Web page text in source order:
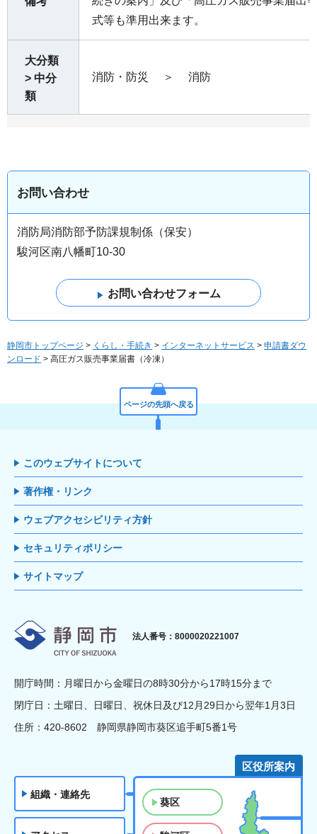
式等も準用出来ます。
大分類
> 中分
類
消防・防災 ＞ 消防
お問い合わせ
消防局消防部予防課規制係（保安）
駿河区南八幡町10-30
静岡市トップページ > くらし・手続き > インターネットサービス > 申請書ダウ
ンロード > 高圧ガス販売事業届書（冷凍）
ページの先頭へ戻る
このウェブサイトについて
著作権・リンク
ウェブアクセシビリティ方針
セキュリティポリシー
サイトマップ
静岡市
法人番号：8000020221007
開庁時間：月曜日から金曜日の8時30分から17時15分まで
閉庁日：土曜日、日曜日、祝休日及び12月29日から翌年1月3日
住所：420-8602 静岡県静岡市葵区追手町5番1号
組織・連絡先
区役所案内
葵区